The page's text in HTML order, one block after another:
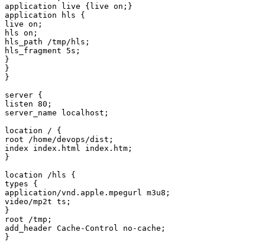
application live {live on;}
application hls {
live on;
hls on;
hls_path /tmp/hls;
hls_fragment 5s;
}
}
}
server {
listen 80;
server_name localhost;
location / {
root /home/devops/dist;
index index.html index.htm;
}
location /hls {
types {
application/vnd.apple.mpegurl m3u8;
video/mp2t ts;
}
root /tmp;
add_header Cache-Control no-cache;
}